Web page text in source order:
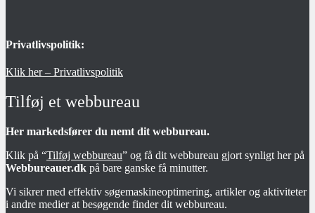
Privatlivspolitik:
Klik her – Privatlivspolitik
Tilføj et webbureau
Her markedsfører du nemt dit webbureau.
Klik på “Tilføj webbureau” og få dit webbureau gjort synligt her på
Webbureauer.dk på bare ganske få minutter.
Vi sikrer med effektiv søgemaskineoptimering, artikler og aktiviteter
i andre medier at besøgende finder dit webbureau.